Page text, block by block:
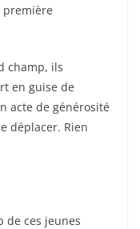
première
champ, ils
en guise de
acte de générosité
déplacer. Rien
de ces jeunes